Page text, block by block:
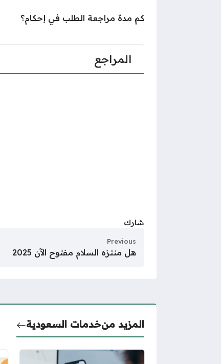
كم مدة مراجعة الطلب في إحكام؟
المراجع
شارك
Previous
هل منتزه السلام مفتوح الآن 2025
المزيد منخدمات السعودية